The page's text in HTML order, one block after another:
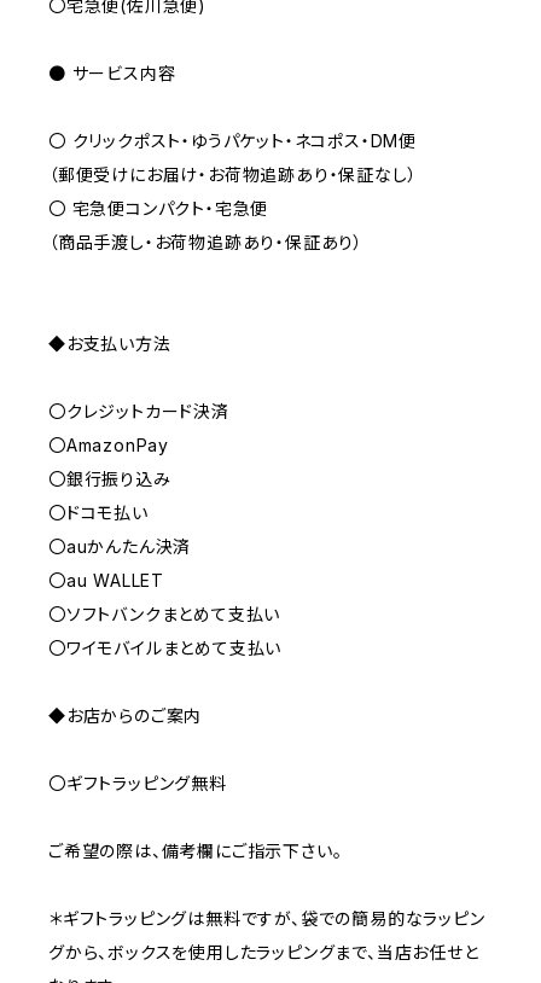
〇宅急便(佐川急便)
● サービス内容
〇 クリックポスト・ゆうパケット・ネコポス・DM便
（郵便受けにお届け・お荷物追跡あり・保証なし）
〇 宅急便コンパクト・宅急便
（商品手渡し・お荷物追跡あり・保証あり）
◆お支払い方法
〇クレジットカード決済
〇AmazonPay
〇銀行振り込み
〇ドコモ払い
〇auかんたん決済
〇au WALLET
〇ソフトバンクまとめて支払い
〇ワイモバイルまとめて支払い
◆お店からのご案内
〇ギフトラッピング無料
ご希望の際は、備考欄にご指示下さい。
＊ギフトラッピングは無料ですが、袋での簡易的なラッピン
グから、ボックスを使用したラッピングまで、当店お任せと